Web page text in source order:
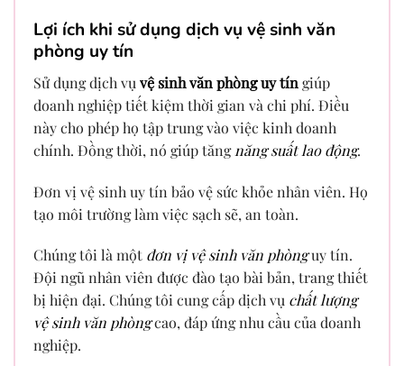
Lợi ích khi sử dụng dịch vụ vệ sinh văn
phòng uy tín
Sử dụng dịch vụ vệ sinh văn phòng uy tín giúp
doanh nghiệp tiết kiệm thời gian và chi phí. Điều
này cho phép họ tập trung vào việc kinh doanh
chính. Đồng thời, nó giúp tăng năng suất lao động.
Đơn vị vệ sinh uy tín bảo vệ sức khỏe nhân viên. Họ
tạo môi trường làm việc sạch sẽ, an toàn.
Chúng tôi là một đơn vị vệ sinh văn phònguy tín.
Đội ngũ nhân viên được đào tạo bài bản, trang thiết
bị hiện đại. Chúng tôi cung cấp dịch vụ chất lượng
vệ sinh văn phòngcao, đáp ứng nhu cầu của doanh
nghiệp.